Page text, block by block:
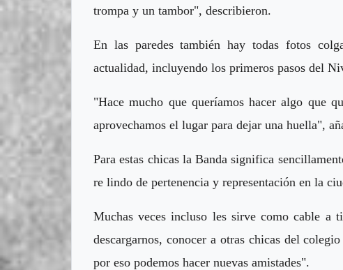
trompa y un tambor", describieron.
En las paredes también hay todas fotos
actualidad, incluyendo los primeros pasos del
"Hace mucho que queríamos hacer algo que
aprovechamos el lugar para dejar una huella",
Para estas chicas la Banda significa
re lindo de pertenencia y representación en la
Muchas veces incluso les sirve como cable a
descargarnos, conocer a otras chicas del
por eso podemos hacer nuevas amistades".